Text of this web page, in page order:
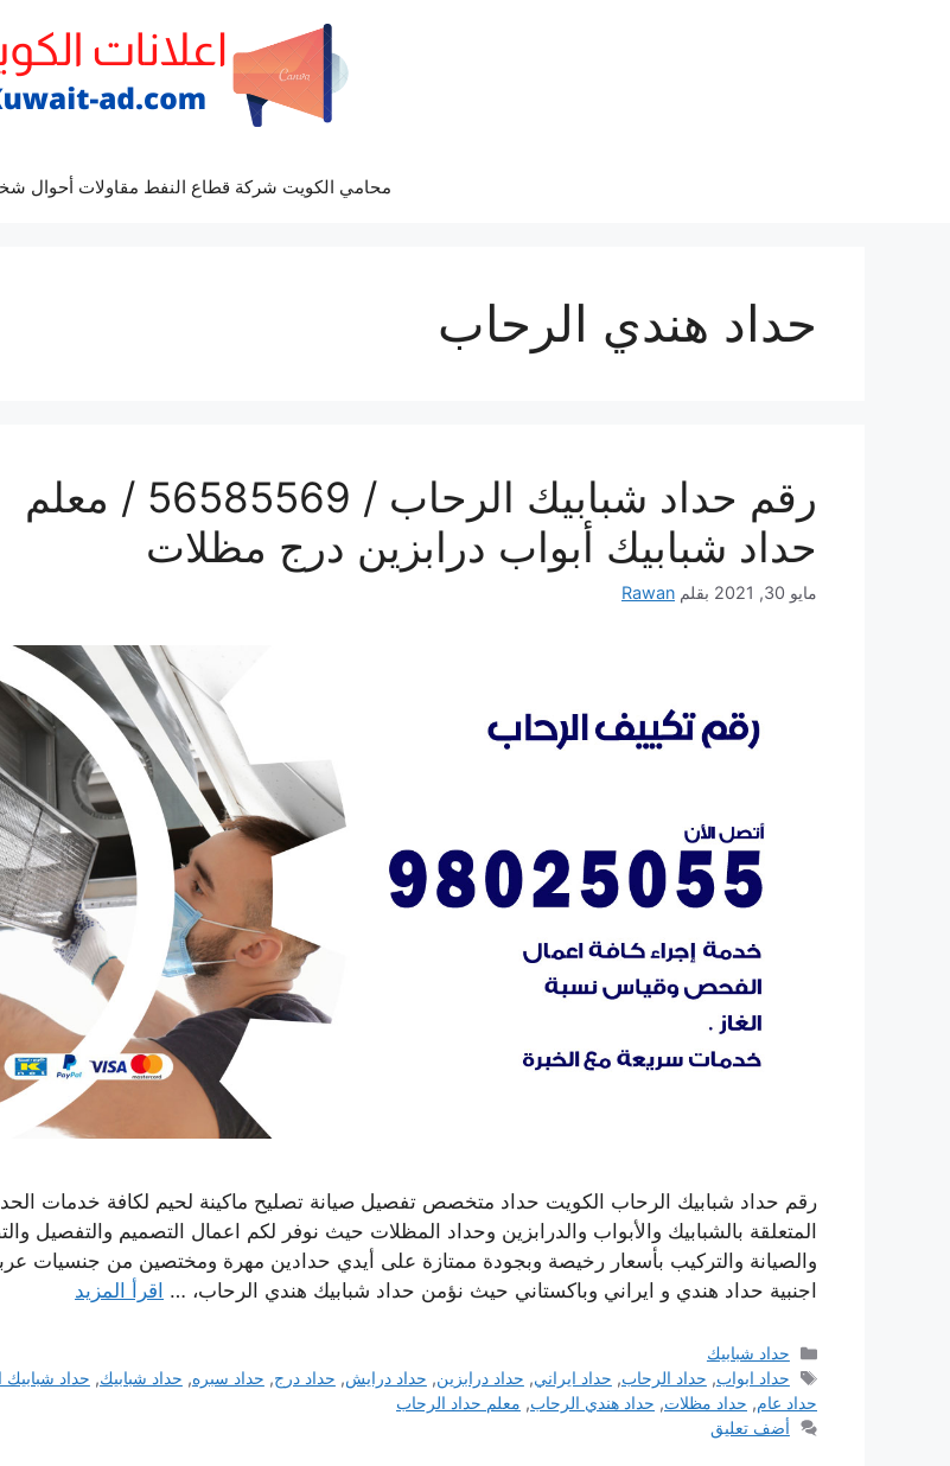
محامي الكويت شركة قطاع النفط مقاولات أحوال
حداد هندي الرحاب
رقم حداد شبابيك الرحاب / 56585569 / معلم
حداد شبابيك أبواب درابزين درج مظلات
مايو 30, 2021 بقلم Rawan
رقم حداد شبابيك الرحاب الكويت حداد متخصص تفصيل صيانة تصليح ماكينة لحيم لكافة خدمات
المتعلقة بالشبابيك والأبواب والدرابزين وحداد المظلات حيث نوفر لكم اعمال التصميم والتفصيل
والصيانة والتركيب بأسعار رخيصة وبجودة ممتازة على أيدي حدادين مهرة ومختصين من جنسيات
اجنبية حداد هندي و ايراني وباكستاني حيث نؤمن حداد شبابيك هندي الرحاب، … اقرأ المزيد
التصنيفات
حداد شبابيك
الوسوم
حداد ابواب, حداد الرحاب, حداد ايراني, حداد درابزين, حداد درايش, حداد درج, حداد سبره, حداد شبابيك, حداد شبابيك
حداد عام, حداد مظلات, حداد هندي الرحاب, معلم حداد الرحاب
أضف تعليق